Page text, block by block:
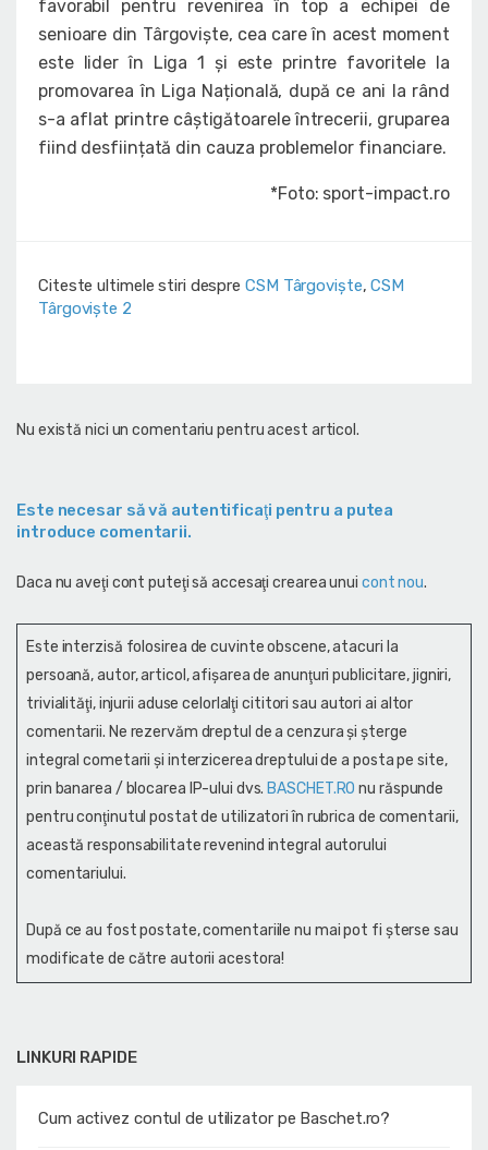
LINKURI RAPIDE
Cum activez contul de utilizator pe Baschet.ro?
favorabil pentru revenirea în top a echipei de
senioare din Târgoviște, cea care în acest moment
este lider în Liga 1 și este printre favoritele la
promovarea în Liga Națională, după ce ani la rând
s-a aflat printre câștigătoarele întrecerii, gruparea
fiind desființată din cauza problemelor financiare.
*Foto: sport-impact.ro
Citeste ultimele stiri despre CSM Târgoviște,CSM
Târgoviște 2
Nu există nici un comentariu pentru acest articol.
Este necesar să vă autentificaţi pentru a putea
introduce comentarii.
Daca nu aveţi cont puteţi să accesaţi crearea unui cont nou.
Este interzisă folosirea de cuvinte obscene, atacuri la
persoană, autor, articol, afişarea de anunţuri publicitare, jigniri,
trivialităţi, injurii aduse celorlalţi cititori sau autori ai altor
comentarii. Ne rezervăm dreptul de a cenzura și şterge
integral cometarii și interzicerea dreptului de a posta pe site,
prin banarea / blocarea IP-ului dvs. BASCHET.RO nu răspunde
pentru conţinutul postat de utilizatori în rubrica de comentarii,
această responsabilitate revenind integral autorului
comentariului.
După ce au fost postate, comentariile nu mai pot fi șterse sau
modificate de către autorii acestora!